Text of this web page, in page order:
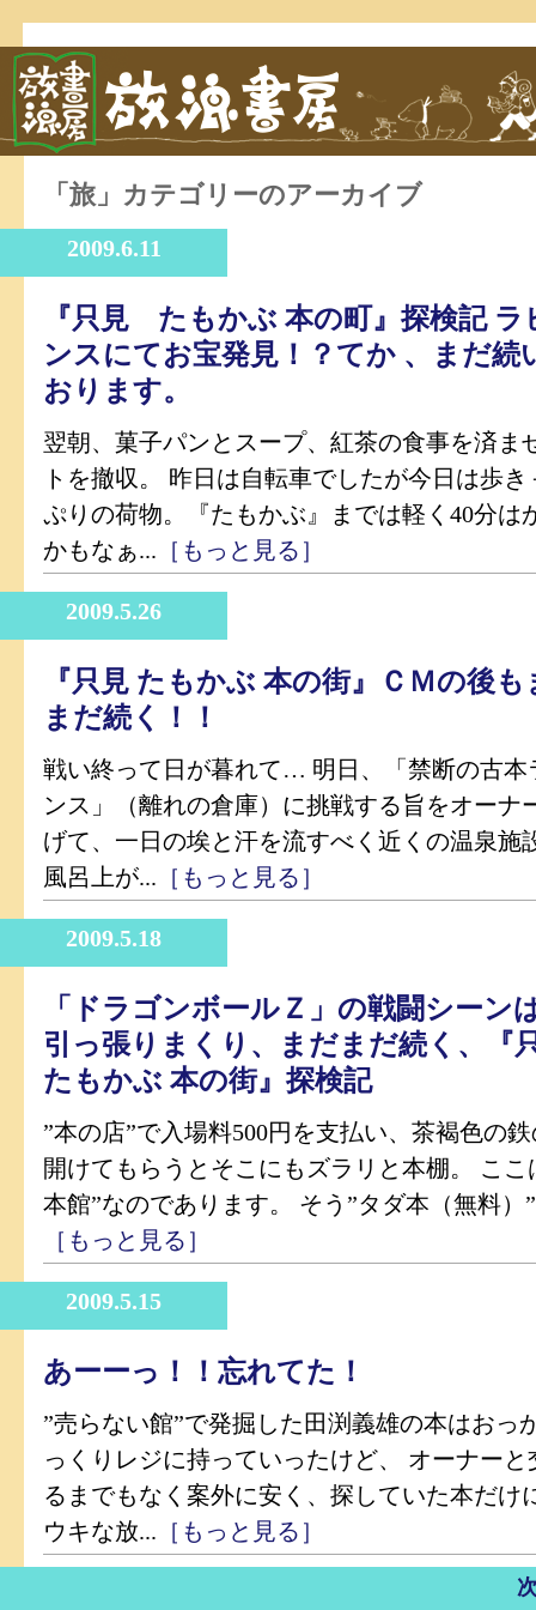
「旅」カテゴリーのアーカイブ
2009.6.11
『只見 たもかぶ 本の町』探検記 ラ
ンスにてお宝発見！？てか 、まだ続
おります。
翌朝、菓子パンとスープ、紅茶の食事を済ま
トを撤収。 昨日は自転車でしたが今日は歩き
ぷりの荷物。『たもかぶ』までは軽く40分は
かもなぁ... ［もっと見る］
2009.5.26
『只見 たもかぶ 本の街』ＣＭの後も
まだ続く！！
戦い終って日が暮れて… 明日、「禁断の古本
ンス」（離れの倉庫）に挑戦する旨をオーナ
げて、一日の埃と汗を流すべく近くの温泉施
風呂上が... ［もっと見る］
2009.5.18
「ドラゴンボールＺ」の戦闘シーン
引っ張りまくり、まだまだ続く、『
たもかぶ 本の街』探検記
”本の店”で入場料500円を支払い、茶褐色の
開けてもらうとそこにもズラリと本棚。 ここ
本館”なのであります。 そう”タダ本（無料）
［もっと見る］
2009.5.15
あーーっ！！忘れてた！
”売らない館”で発掘した田渕義雄の本はおっ
っくりレジに持っていったけど、 オーナーと
るまでもなく案外に安く、探していた本だけ
ウキな放... ［もっと見る］